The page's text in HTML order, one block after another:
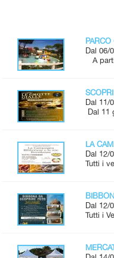
Dal 06/
A
Dal 11/
Dal 11
LA
Dal 12/
Tutti i
Dal 12/
Tutti i